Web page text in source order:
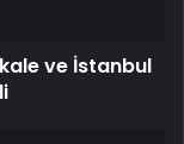
ve İstanbul